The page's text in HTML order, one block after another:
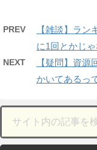
PREV
【雑談】ラ
に1回とかじ
NEXT
【疑問】資
かいてあるっ